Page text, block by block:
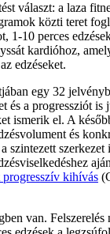
választ: a laza
közti teret
1-10 perces
kardióhoz,
edzéseket.
egy 32
és a progressziót is
ismerik el. A
és
szintezett
kihívás
van.